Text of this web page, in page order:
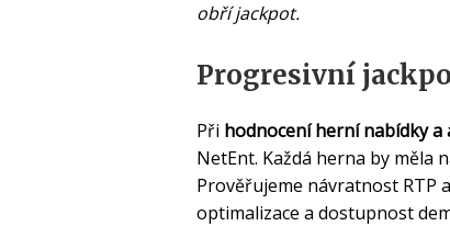
obří jackpot.
Progresivní
Při hodnocení herní nabídky a
NetEnt. Každá herna by
Prověřujeme návratnost RTP
optimalizace a dostupnost